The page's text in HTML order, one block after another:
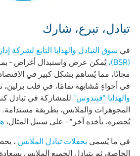
تبادل، تبرع، شارك
في سوق التبادل والهدايا التابع لشركة
(BSR)،
يُمكن عرض واستبدال أغراض -
مجانًا، مما يُساهم بشكل كبير في
في أجواءٍ مُشابهة تمامًا، في قلب برلين،
والهدايا "فيندوس" للمشاركة في تبادل
المجوهرات والملابس، بطريقة
يُحضره، يأخذه آخر" - على سبيل المثال،
في ما يُسمى بحفلات تبادل الملابس ،
الخاصة، ثم يتبادل الجميع الملابس